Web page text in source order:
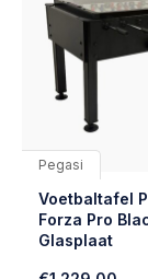
Pegasi
Voetbaltafel
Forza Pro
Glasplaat